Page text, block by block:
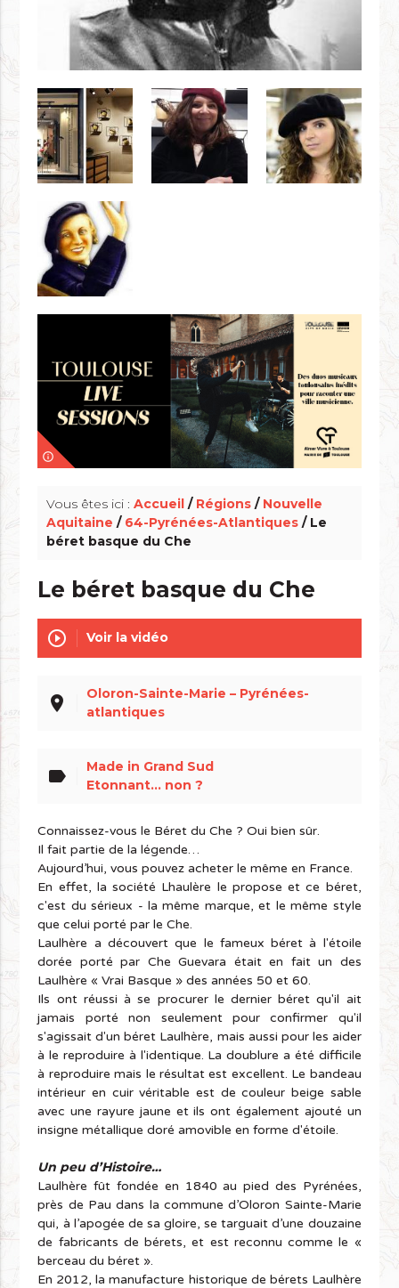
info_outline
Vous êtes ici :Accueil / Régions / Nouvelle
Aquitaine / 64-Pyrénées-Atlantiques / Le
béret basque du Che
Le béret basque du Che
play_circle_outline Voir la vidéo
place
Oloron-Sainte-Marie – Pyrénées-
atlantiques
label
Made in Grand Sud
Etonnant... non ?
Connaissez-vous le Béret du Che ? Oui bien sûr.
Il fait partie de la légende…
Aujourd’hui, vous pouvez acheter le même en France.
En effet, la société Lhaulère le propose et ce béret,
c'est du sérieux - la même marque, et le même style
que celui porté par le Che.
Laulhère a découvert que le fameux béret à l'étoile
dorée porté par Che Guevara était en fait un des
Laulhère « Vrai Basque » des années 50 et 60.
Ils ont réussi à se procurer le dernier béret qu'il ait
jamais porté non seulement pour confirmer qu'il
s'agissait d'un béret Laulhère, mais aussi pour les aider
à le reproduire à l'identique. La doublure a été difficile
à reproduire mais le résultat est excellent. Le bandeau
intérieur en cuir véritable est de couleur beige sable
avec une rayure jaune et ils ont également ajouté un
insigne métallique doré amovible en forme d'étoile.
Un peu d’Histoire…
Laulhère fût fondée en 1840 au pied des Pyrénées,
près de Pau dans la commune d’Oloron Sainte-Marie
qui, à l’apogée de sa gloire, se targuait d’une douzaine
de fabricants de bérets, et est reconnu comme le «
berceau du béret ».
En 2012, la manufacture historique de bérets Laulhère